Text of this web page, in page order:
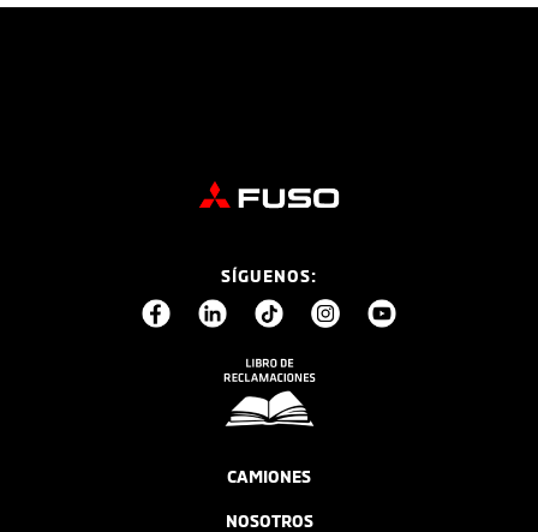
SÍGUENOS:
CAMIONES
NOSOTROS